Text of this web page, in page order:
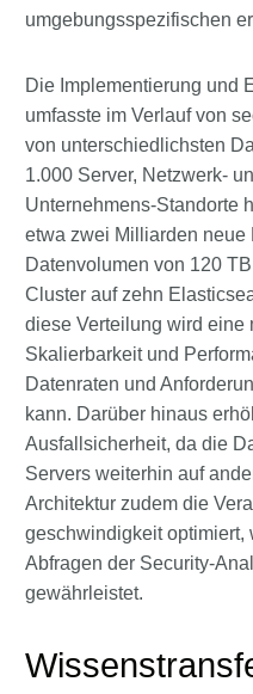
umgebungsspezifischen
Die Implementierung und
umfasste im Verlauf von
von unterschiedlichsten
1.000 Server, Netzwerk-
Unternehmens-Standorte
etwa zwei Milliarden neue
Datenvolumen von 120
Cluster auf zehn
diese Verteilung wird eine
Skalierbarkeit und
Datenraten und
kann. Darüber hinaus
Ausfallsicherheit, da die
Servers weiterhin auf
Architektur zudem die
geschwindigkeit optimiert,
Abfragen der Security-
gewährleistet.